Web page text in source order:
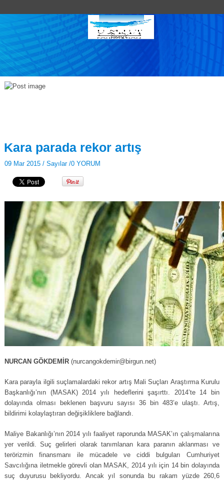
Kara parada rekor artış
09 Mar 2015 / Sayılar/0 YORUM
NURCAN GÖKDEMİR (nurcangokdemir@birgun.net)
Kara parayla ilgili suçlamalardaki rekor artış Mali Suçları Araştırma Kurulu
Başkanlığı’nın (MASAK) 2014 yılı hedeflerini şaşırttı. 2014’te 14 bin
dolayında olması beklenen başvuru sayısı 36 bin 483’e ulaştı. Artış,
bildirimi kolaylaştıran değişikliklere bağlandı.
Maliye Bakanlığı’nın 2014 yılı faaliyet raporunda MASAK’ın çalışmalarına
yer verildi. Suç gelirleri olarak tanımlanan kara paranın aklanması ve
terörizmin finansmanı ile mücadele ve ciddi bulguları Cumhuriyet
Savcılığına iletmekle görevli olan MASAK, 2014 yılı için 14 bin dolayında
suç duyurusu bekliyordu. Ancak yıl sonunda bu rakam yüzde 260,6